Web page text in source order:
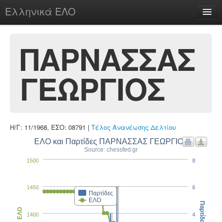
Ελληνικά ΕΛΟ
chesstu.be @ discord
Login
ΠΑΡΝΑΣΣΑΣ
ΓΕΩΡΓΙΟΣ
Η/Γ: 11/1968, ΕΣΟ: 08791 | Τέλος Ανανέωσης Δελτίου
ΕΛΟ και Παρτίδες ΠΑΡΝΑΣΣΑΣ ΓΕΩΡΓΙΟΣ
Source: chessfed.gr
Παρτίδες
ΕΛΟ
1400
1450
1500
ΕΛΟ 4
6
8
Παρτίδες